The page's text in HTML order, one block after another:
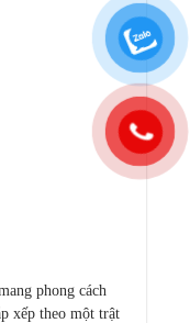
phong cách
xếp theo một trật